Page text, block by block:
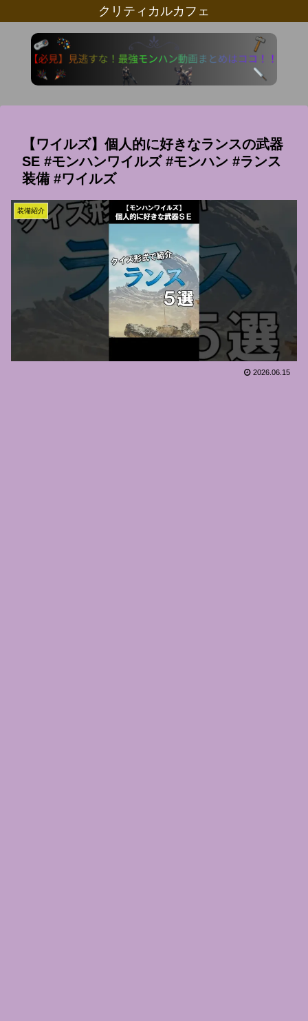
クリティカルカフェ
【ワイルズ】個人的に好きなランスの武器
SE #モンハンワイルズ #モンハン #ランス
装備 #ワイルズ
装備紹介
2026.06.15